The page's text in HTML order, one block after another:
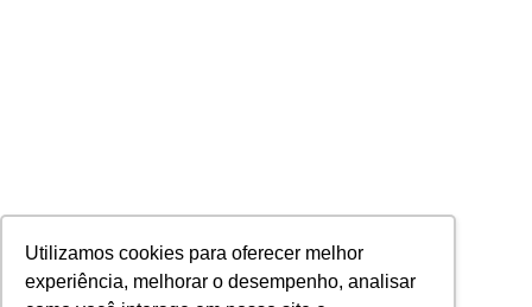
Utilizamos cookies para oferecer melhor
experiência, melhorar o desempenho, analisar